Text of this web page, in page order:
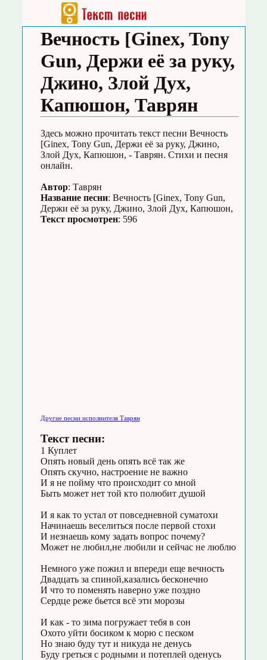
Вечность [Ginex, Tony
Gun, Держи её за руку,
Джино, Злой Дух,
Капюшон, Таврян
Здесь можно прочитать текст песни Вечность
[Ginex, Tony Gun, Держи её за руку, Джино,
Злой Дух, Капюшон, - Таврян. Стихи и песня
онлайн.
Автор: Таврян
Название песни: Вечность [Ginex, Tony Gun,
Держи её за руку, Джино, Злой Дух, Капюшон,
Текст просмотрен: 596
Другие песни исполнителя Таврян
Текст песни:
1 Куплет
Опять новый день опять всё так же
Опять скучно, настроение не важно
И я не пойму что происходит со мной
Быть может нет той кто полюбит душой
И я как то устал от повседневной суматохи
Начинаешь веселиться после первой стохи
И незнаешь кому задать вопрос почему?
Может не любил,не любили и сейчас не люблю
Немного уже пожил и впереди еще вечность
Двадцать за спиной,казались бесконечно
И что то поменять наверно уже поздно
Сердце реже бьется всё эти морозы
И как - то зима погружает тебя в сон
Охото уйти босиком к морю с песком
Но знаю буду тут и никуда не денусь
Буду греться с родными и потеплей оденусь